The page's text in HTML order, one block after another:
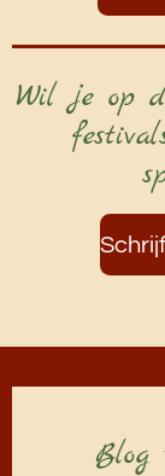
Wil je op
Blog